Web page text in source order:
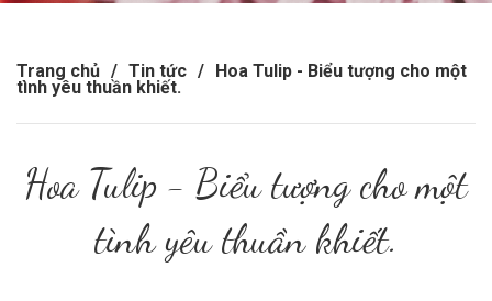
Trang chủ / Tin tức / Hoa Tulip - Biểu tượng cho một
tình yêu thuần khiết.
Hoa Tulip - Biểu tượng cho một
tình yêu thuần khiết.